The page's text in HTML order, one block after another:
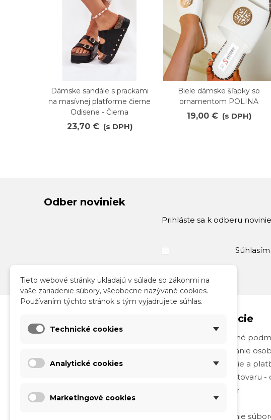
Obľúbené
Dámske sandále s prackami
na masívnej platforme čierne
Odisene - Čierna
23,70 € (s DPH)
Obľúbené
Biele dámske šľapky so
ornamentom POLINA
19,00 € (s DPH)
Odber noviniek
Prihláste sa k odberu
Kontakt
Informácie
Obchodné
Spracovanie
Doručenie a
Vrátenie tovaru
Formulár
O nás
Používanie
Tieto webové stránky ukladajú v súlade so zákonmi na
vaše zariadenie súbory, všeobecne nazývané cookies.
Používaním týchto stránok s tým vyjadrujete súhlas.
Technické cookies
Analytické cookies
Marketingové cookies